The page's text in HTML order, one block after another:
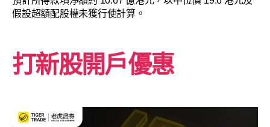
假設超額配股權未獲行使計算。
打新股開戶優惠